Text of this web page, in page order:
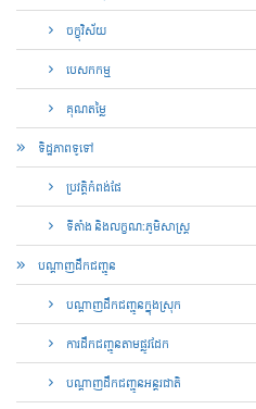
ចក្ខុវិស័យ
បេសកកម្ម
គុណ​តម្លៃ
ទិដ្ឋភាពទូទៅ
ប្រវត្តិកំពង់ផែ
ទីតាំង និងលក្ខណ:ភូមិសាស្រ្ត
បណ្តាញ​ដឹកជញ្ជូន
បណ្តាញ​ដឹកជញ្ជូន​ក្នុងស្រុក​
ការដឹកជញ្ជូនតាមផ្លូវដែក
បណ្តាញ​ដឹកជញ្ជូន​អន្តរជាតិ​